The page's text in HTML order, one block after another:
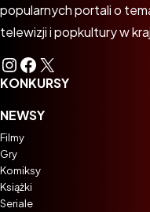
popularnych portali o
telewizji i popkultury w
Instagram
Facebook
X
KONKURSY
NEWSY
Filmy
Gry
Komiksy
Książki
Seriale